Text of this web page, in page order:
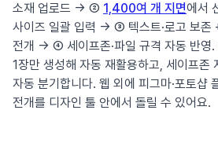
소재 업로드 → ② 1,400여 개 지면에서
사이즈 일괄 입력 → ③ 텍스트·로고 보존
전개 → ④ 세이프존·파일 규격 자동 반영.
1장만 생성해 자동 재활용하고, 세이프존
자동 분기합니다. 웹 외에 피그마·포토샵
전개를 디자인 툴 안에서 돌릴 수 있어요.